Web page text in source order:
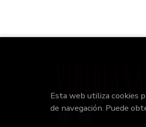
Esta web utiliza cookies
de navegación. Puede